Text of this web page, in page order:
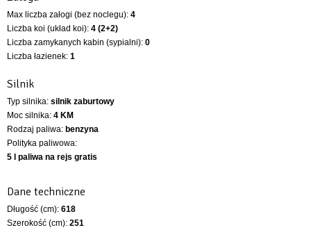
Max liczba załogi (bez noclegu): 4
Liczba koi (układ koi): 4 (2+2)
Liczba zamykanych kabin (sypialni): 0
Liczba łazienek: 1
Silnik
Typ silnika: silnik zaburtowy
Moc silnika: 4 KM
Rodzaj paliwa: benzyna
Polityka paliwowa:
5 l paliwa na rejs gratis
Dane techniczne
Długość (cm): 618
Szerokość (cm): 251